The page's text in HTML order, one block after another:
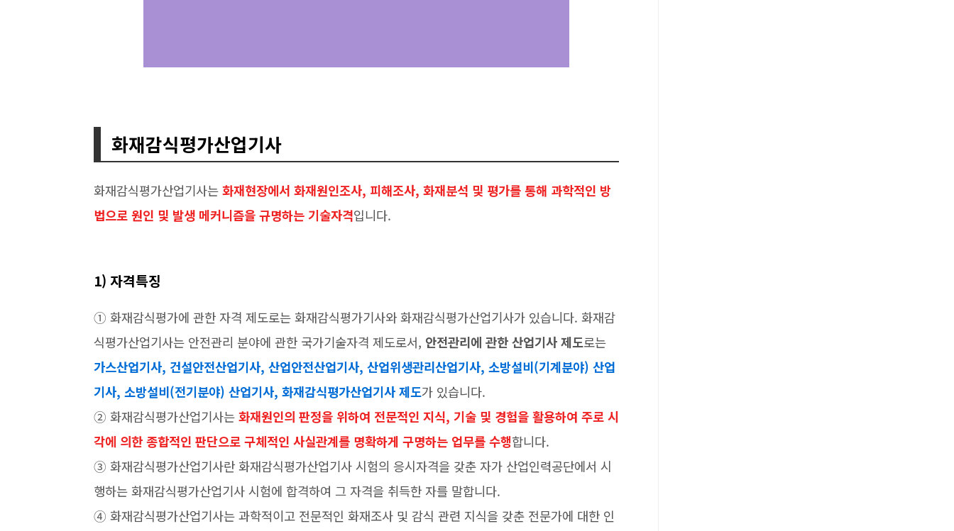
화재감식평가산업기사
화재감식평가산업기사는 화재현장에서 화재원인조사, 피해조사, 화재분석 및 평가를 통해 과학적인 방
법으로 원인 및 발생 메커니즘을 규명하는 기술자격입니다.
1) 자격특징
➀ 화재감식평가에 관한 자격 제도로는 화재감식평가기사와 화재감식평가산업기사가 있습니다. 화재감
식평가산업기사는 안전관리 분야에 관한 국가기술자격 제도로서, 안전관리에 관한 산업기사 제도로는
가스산업기사, 건설안전산업기사, 산업안전산업기사, 산업위생관리산업기사, 소방설비(기계분야) 산업
기사, 소방설비(전기분야) 산업기사, 화재감식평가산업기사 제도가 있습니다.
➁ 화재감식평가산업기사는 화재원인의 판정을 위하여 전문적인 지식, 기술 및 경험을 활용하여 주로 시
각에 의한 종합적인 판단으로 구체적인 사실관계를 명확하게 구명하는 업무를 수행합니다.
➂ 화재감식평가산업기사란 화재감식평가산업기사 시험의 응시자격을 갖춘 자가 산업인력공단에서 시
행하는 화재감식평가산업기사 시험에 합격하여 그 자격을 취득한 자를 말합니다.
➃ 화재감식평가산업기사는 과학적이고 전문적인 화재조사 및 감식 관련 지식을 갖춘 전문가에 대한 인